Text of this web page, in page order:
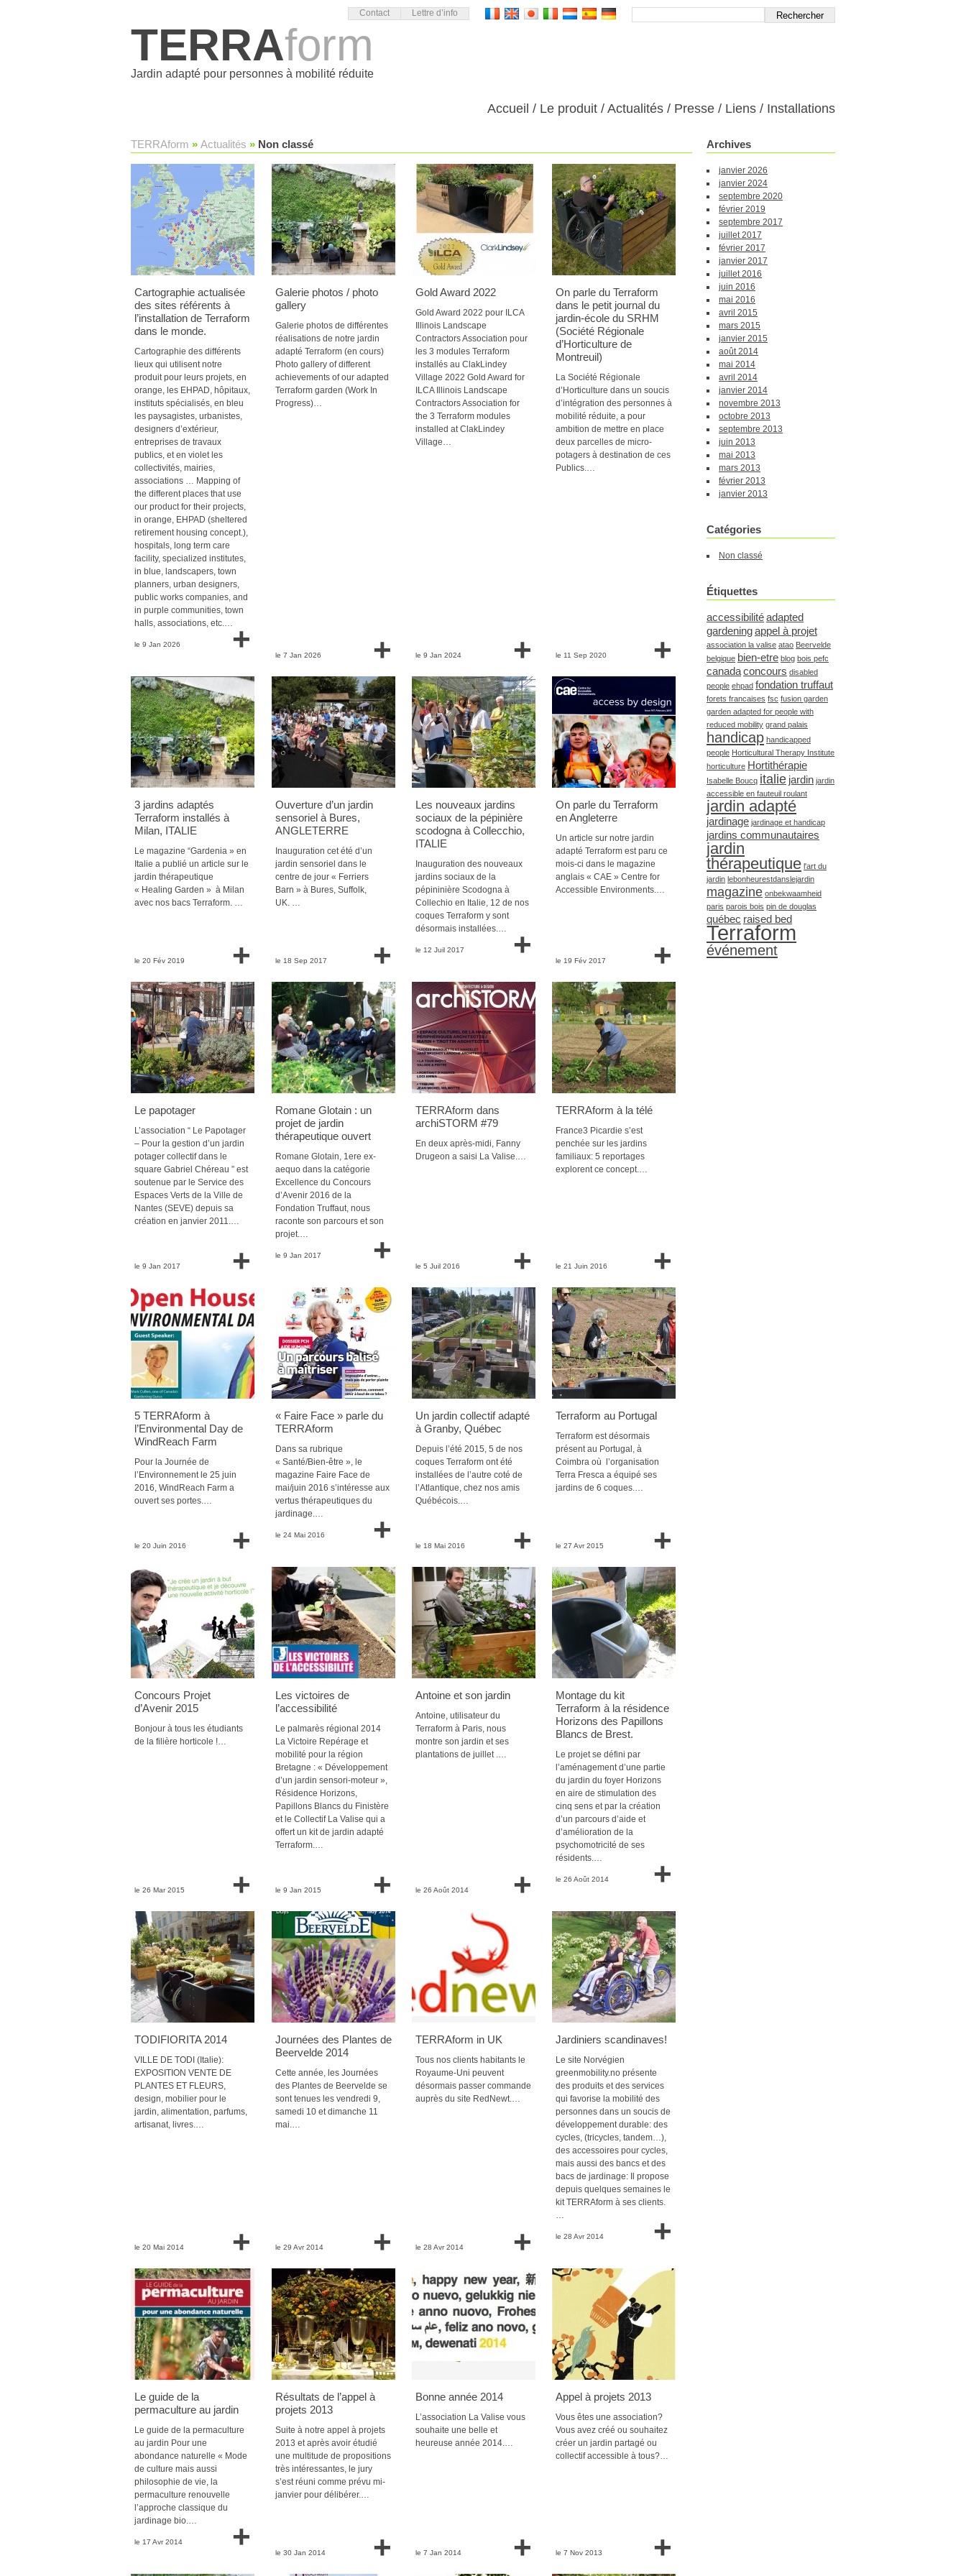
Contact Lettre d’info
TERRAform
Jardin adapté pour personnes à mobilité réduite
Accueil Le produit Actualités Presse Liens Installations
TERRAform » Actualités » Non classé
Cartographie actualisée
des sites référents à
l’installation de Terraform
dans le monde.
Cartographie des différents
lieux qui utilisent notre
produit pour leurs projets, en
orange, les EHPAD, hôpitaux,
instituts spécialisés, en bleu
les paysagistes, urbanistes,
designers d’extérieur,
entreprises de travaux
publics, et en violet les
collectivités, mairies,
associations … Mapping of
the different places that use
our product for their projects,
in orange, EHPAD (sheltered
retirement housing concept.),
hospitals, long term care
facility, specialized institutes,
in blue, landscapers, town
planners, urban designers,
public works companies, and
in purple communities, town
halls, associations, etc.…
le 9 Jan 2026 +
Galerie photos / photo
gallery
Galerie photos de différentes
réalisations de notre jardin
adapté Terraform (en cours)
Photo gallery of different
achievements of our adapted
Terraform garden (Work In
Progress)…
le 7 Jan 2026 +
Gold Award 2022
Gold Award 2022 pour ILCA
Illinois Landscape
Contractors Association pour
les 3 modules Terraform
installés au ClakLindey
Village 2022 Gold Award for
ILCA Illinois Landscape
Contractors Association for
the 3 Terraform modules
installed at ClakLindey
Village…
le 9 Jan 2024 +
On parle du Terraform
dans le petit journal du
jardin-école du SRHM
(Société Régionale
d’Horticulture de
Montreuil)
La Société Régionale
d’Horticulture dans un soucis
d’intégration des personnes à
mobilité réduite, a pour
ambition de mettre en place
deux parcelles de micro-
potagers à destination de ces
Publics.…
le 11 Sep 2020 +
3 jardins adaptés
Terraform installés à
Milan, ITALIE
Le magazine “Gardenia » en
Italie a publié un article sur le
jardin thérapeutique
« Healing Garden » à Milan
avec nos bacs Terraform. …
le 20 Fév 2019 +
Ouverture d’un jardin
sensoriel à Bures,
ANGLETERRE
Inauguration cet été d’un
jardin sensoriel dans le
centre de jour « Ferriers
Barn » à Bures, Suffolk,
UK. …
le 18 Sep 2017 +
Les nouveaux jardins
sociaux de la pépinière
scodogna à Collecchio,
ITALIE
Inauguration des nouveaux
jardins sociaux de la
pépininière Scodogna à
Collechio en Italie, 12 de nos
coques Terraform y sont
désormais installées.…
le 12 Juil 2017 +
On parle du Terraform
en Angleterre
Un article sur notre jardin
adapté Terraform est paru ce
mois-ci dans le magazine
anglais « CAE » Centre for
Accessible Environments.…
le 19 Fév 2017 +
Le papotager
L’association “ Le Papotager
– Pour la gestion d’un jardin
potager collectif dans le
square Gabriel Chéreau ” est
soutenue par le Service des
Espaces Verts de la Ville de
Nantes (SEVE) depuis sa
création en janvier 2011.…
le 9 Jan 2017 +
Romane Glotain : un
projet de jardin
thérapeutique ouvert
Romane Glotain, 1ere ex-
aequo dans la catégorie
Excellence du Concours
d’Avenir 2016 de la
Fondation Truffaut, nous
raconte son parcours et son
projet.…
le 9 Jan 2017 +
TERRAform dans
archiSTORM #79
En deux après-midi, Fanny
Drugeon a saisi La Valise.…
le 5 Juil 2016 +
TERRAform à la télé
France3 Picardie s’est
penchée sur les jardins
familiaux: 5 reportages
explorent ce concept.…
le 21 Juin 2016 +
5 TERRAform à
l’Environmental Day de
WindReach Farm
Pour la Journée de
l’Environnement le 25 juin
2016, WindReach Farm a
ouvert ses portes.…
le 20 Juin 2016 +
« Faire Face » parle du
TERRAform
Dans sa rubrique
« Santé/Bien-être », le
magazine Faire Face de
mai/juin 2016 s’intéresse aux
vertus thérapeutiques du
jardinage.…
le 24 Mai 2016 +
Un jardin collectif adapté
à Granby, Québec
Depuis l’été 2015, 5 de nos
coques Terraform ont été
installées de l’autre coté de
l’Atlantique, chez nos amis
Québécois.…
le 18 Mai 2016 +
Terraform au Portugal
Terraform est désormais
présent au Portugal, à
Coimbra où l’organisation
Terra Fresca a équipé ses
jardins de 6 coques.…
le 27 Avr 2015 +
Concours Projet
d’Avenir 2015
Bonjour à tous les étudiants
de la filière horticole !…
le 26 Mar 2015 +
Les victoires de
l’accessibilité
Le palmarès régional 2014
La Victoire Repérage et
mobilité pour la région
Bretagne : « Développement
d’un jardin sensori-moteur »,
Résidence Horizons,
Papillons Blancs du Finistère
et le Collectif La Valise qui a
offert un kit de jardin adapté
Terraform.…
le 9 Jan 2015 +
Antoine et son jardin
Antoine, utilisateur du
Terraform à Paris, nous
montre son jardin et ses
plantations de juillet .…
le 26 Août 2014 +
Montage du kit
Terraform à la résidence
Horizons des Papillons
Blancs de Brest.
Le projet se défini par
l’aménagement d’une partie
du jardin du foyer Horizons
en aire de stimulation des
cinq sens et par la création
d’un parcours d’aide et
d’amélioration de la
psychomotricité de ses
résidents.…
le 26 Août 2014 +
TODIFIORITA 2014
VILLE DE TODI (Italie):
EXPOSITION VENTE DE
PLANTES ET FLEURS,
design, mobilier pour le
jardin, alimentation, parfums,
artisanat, livres.…
le 20 Mai 2014 +
Journées des Plantes de
Beervelde 2014
Cette année, les Journées
des Plantes de Beervelde se
sont tenues les vendredi 9,
samedi 10 et dimanche 11
mai.…
le 29 Avr 2014 +
TERRAform in UK
Tous nos clients habitants le
Royaume-Uni peuvent
désormais passer commande
auprès du site RedNewt.…
le 28 Avr 2014 +
Jardiniers scandinaves!
Le site Norvégien
greenmobility.no présente
des produits et des services
qui favorise la mobilité des
personnes dans un soucis de
développement durable: des
cycles, (tricycles, tandem…),
des accessoires pour cycles,
mais aussi des bancs et des
bacs de jardinage: Il propose
depuis quelques semaines le
kit TERRAform à ses clients.
…
le 28 Avr 2014 +
Le guide de la
permaculture au jardin
Le guide de la permaculture
au jardin Pour une
abondance naturelle « Mode
de culture mais aussi
philosophie de vie, la
permaculture renouvelle
l’approche classique du
jardinage bio.…
le 17 Avr 2014 +
Résultats de l’appel à
projets 2013
Suite à notre appel à projets
2013 et après avoir étudié
une multitude de propositions
très intéressantes, le jury
s’est réuni comme prévu mi-
janvier pour délibérer.…
le 30 Jan 2014 +
Bonne année 2014
L’association La Valise vous
souhaite une belle et
heureuse année 2014.…
le 7 Jan 2014 +
Appel à projets 2013
Vous êtes une association?
Vous avez créé ou souhaitez
créer un jardin partagé ou
collectif accessible à tous?…
le 7 Nov 2013 +
Archives
janvier 2026
janvier 2024
septembre 2020
février 2019
septembre 2017
juillet 2017
février 2017
janvier 2017
juillet 2016
juin 2016
mai 2016
avril 2015
mars 2015
janvier 2015
août 2014
mai 2014
avril 2014
janvier 2014
novembre 2013
octobre 2013
septembre 2013
juin 2013
mai 2013
mars 2013
février 2013
janvier 2013
Catégories
Non classé
Étiquettes
accessibilitéadapted
gardeningappel à projet
association la valise atao Beervelde
belgique bien-etre blog bois pefc
canadaconcours disabled
people ehpad fondation truffaut
forets francaises fsc fusion garden
garden adapted for people with
reduced mobility grand palais
handicap handicapped
people Horticultural Therapy Institute
horticulture Hortithérapie
Isabelle Boucq italie jardin jardin
accessible en fauteuil roulant
jardin adapté
jardinage jardinage et handicap
jardins communautaires
jardin
thérapeutique l'art du
jardin lebonheurestdanslejardin
magazine onbekwaamheid
paris parois bois pin de douglas
québec raised bed
Terraform
événement